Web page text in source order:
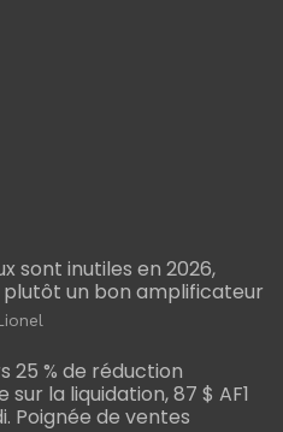
sont inutiles en 2026,
un bon amplificateur
25 % de réduction
la liquidation, 87 $ AF1
Poignée de ventes